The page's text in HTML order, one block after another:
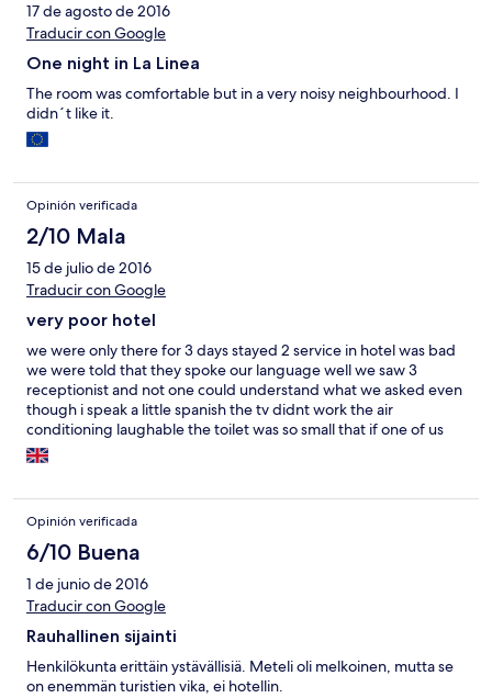
17 de agosto de 2016
Traducir con Google
One night in La Linea
The room was comfortable but in a very noisy neighbourhood. I
didn´t like it.
Opinión verificada
2/10 Mala
15 de julio de 2016
Traducir con Google
very poor hotel
we were only there for 3 days stayed 2 service in hotel was bad
we were told that they spoke our language well we saw 3
receptionist and not one could understand what we asked even
though i speak a little spanish the tv didnt work the air
conditioning laughable the toilet was so small that if one of us
was using it nobody else could get in. there was only one sheet
one the beds .the aera itself was close to gibralter which is what
again
Opinión verificada
6/10 Buena
1 de junio de 2016
Traducir con Google
Rauhallinen sijainti
Henkilökunta erittäin ystävällisiä. Meteli oli melkoinen, mutta se
on enemmän turistien vika, ei hotellin.